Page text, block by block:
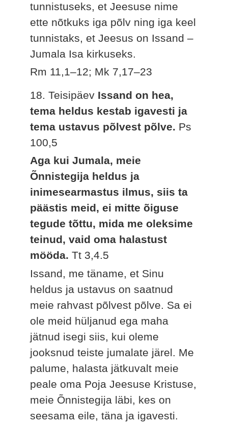
tunnistuseks, et Jeesuse nime
ette nõtkuks iga põlv ning iga keel
tunnistaks, et Jeesus on Issand –
Jumala Isa kirkuseks.
Rm 11,1–12; Mk 7,17–23
18. Teisipäev Issand on hea,
tema heldus kestab igavesti ja
tema ustavus põlvest põlve. Ps
100,5
Aga kui Jumala, meie
Õnnistegija heldus ja
inimesearmastus ilmus, siis ta
päästis meid, ei mitte õiguse
tegude tõttu, mida me oleksime
teinud, vaid oma halastust
mööda.Tt 3,4.5
Issand, me täname, et Sinu
heldus ja ustavus on saatnud
meie rahvast põlvest põlve. Sa ei
ole meid hüljanud ega maha
jätnud isegi siis, kui oleme
jooksnud teiste jumalate järel. Me
palume, halasta jätkuvalt meie
peale oma Poja Jeesuse Kristuse,
meie Õnnistegija läbi, kes on
seesama eile, täna ja igavesti.